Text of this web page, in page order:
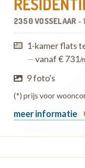
2350 VOSSELAAR -
1-kamer flats
—vanaf € 731/
9 foto's
(*) prijs voor
meer informatie